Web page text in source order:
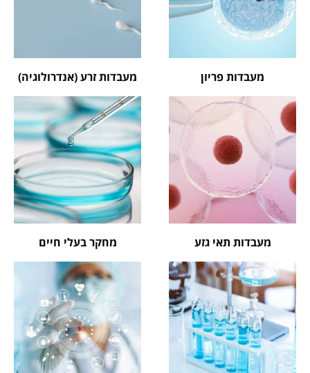
מעבדות פריון מעבדות זרע (אנדרולוגיה)
מעבדות תאי גזע מחקר בעלי חיים